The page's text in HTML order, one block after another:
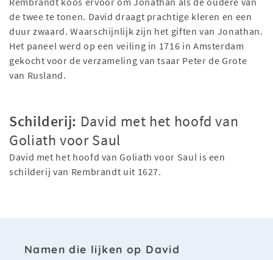
de twee te tonen. David draagt prachtige kleren en een
duur zwaard. Waarschijnlijk zijn het giften van Jonathan.
Het paneel werd op een veiling in 1716 in Amsterdam
gekocht voor de verzameling van tsaar Peter de Grote
van Rusland.
Schilderij: David met het hoofd van
Goliath voor Saul
David met het hoofd van Goliath voor Saul is een
schilderij van Rembrandt uit 1627.
Namen die lijken op David